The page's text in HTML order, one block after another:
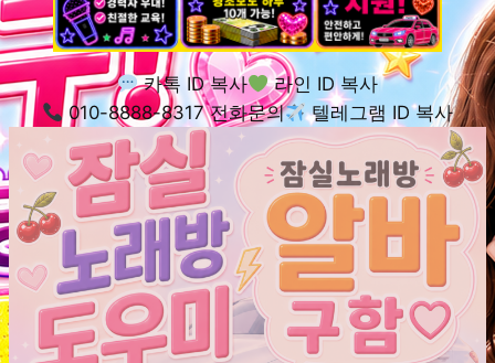
카톡 ID 복사
라인 ID 복사
010-8888-8317 전화문의
텔레그램 ID 복사